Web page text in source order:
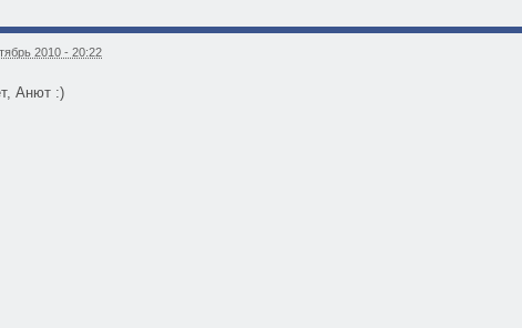
2010 - 20:22
Анют :)